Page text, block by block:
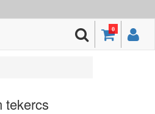
0
tekercs